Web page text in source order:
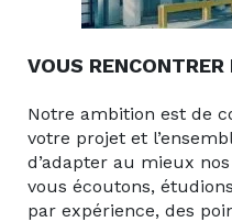
VOUS
Notre ambition est de
votre projet et
d’adapter au mieux
vous écoutons,
par expérience, des